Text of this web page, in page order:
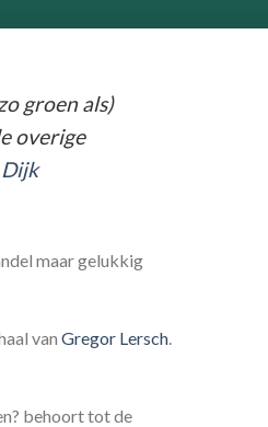
groen als)
overige
maar gelukkig
van Gregor Lersch
behoort tot de